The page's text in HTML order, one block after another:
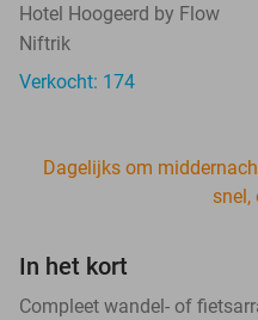
Hotel Hoogeerd by Flow
Niftrik
Verkocht: 174
Dagelijks om
snel,
In het kort
Compleet wandel- of